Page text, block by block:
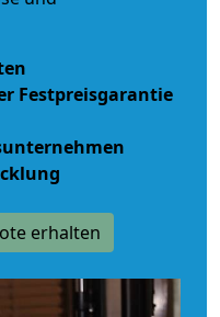
Festpreisgarantie
erhalten